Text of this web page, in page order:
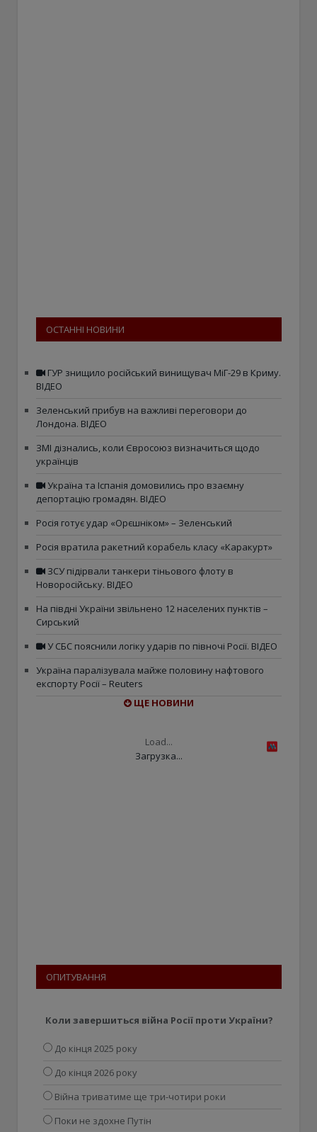
ОСТАННІ НОВИНИ
ГУР знищило російський винищувач МіГ-29 в Криму.
ВІДЕО
Зеленський прибув на важливі переговори до
Лондона. ВІДЕО
ЗМІ дізнались, коли Євросоюз визначиться щодо
українців
Україна та Іспанія домовились про взаємну
депортацію громадян. ВІДЕО
Росія готує удар «Орєшніком» – Зеленський
Росія вратила ракетний корабель класу «Каракурт»
ЗСУ підірвали танкери тіньового флоту в
Новоросійську. ВІДЕО
На півдні України звільнено 12 населених пунктів –
Сирський
У СБС пояснили логіку ударів по півночі Росії. ВІДЕО
Україна паралізувала майже половину нафтового
експорту Росії – Reuters
ЩЕ НОВИНИ
Load...
Загрузка...
ОПИТУВАННЯ
Коли завершиться війна Росії проти України?
До кінця 2025 року
До кінця 2026 року
Війна триватиме ще три-чотири роки
Поки не здохне Путін